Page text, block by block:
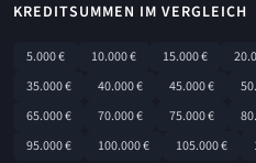
KREDITSUMMEN IM VERGLEICH
5.000 € 10.000 € 15.000 €
35.000 €
40.000 € 45.000 €
65.000 €
70.000 € 75.000 €
95.000 €
100.000 € 105.000 €